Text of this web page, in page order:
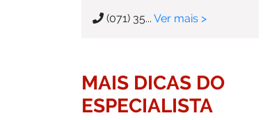
(071) 35... Ver mais >
MAIS DICAS DO
ESPECIALISTA